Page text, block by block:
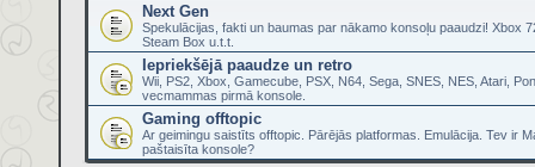
Next Gen
Spekulācijas, fakti un baumas par nākamo konsoļu paaudzi! Xbox
Steam Box u.t.t.
Iepriekšējā paaudze un retro
Wii, PS2, Xbox, Gamecube, PSX, N64, Sega, SNES, NES, Atari,
vecmammas pirmā konsole.
Gaming offtopic
Ar geimingu saistīts offtopic. Pārējās platformas. Emulācija. Tev ir
paštaisīta konsole?